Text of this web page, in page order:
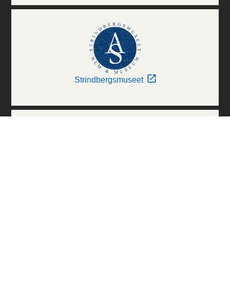
Strindbergsmuseet